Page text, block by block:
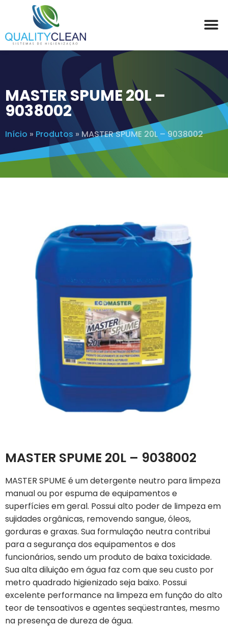
MASTER SPUME 20L –
9038002
Início » Produtos » MASTER SPUME 20L – 9038002
MASTER SPUME 20L – 9038002
MASTER SPUME é um detergente neutro para limpeza
manual ou por espuma de equipamentos e
superfícies em geral. Possui alto poder de limpeza em
sujidades orgânicas, removendo sangue, óleos,
gorduras e graxas. Sua formulação neutra contribui
para a segurança dos equipamentos e dos
funcionários, sendo um produto de baixa toxicidade.
Sua alta diluição em água faz com que seu custo por
metro quadrado higienizado seja baixo. Possui
excelente performance na limpeza em função do alto
teor de tensoativos e agentes seqüestrantes, mesmo
na presença de dureza de água.